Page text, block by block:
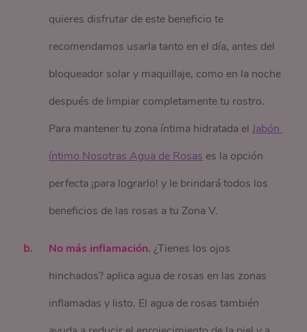
quieres disfrutar de este beneficio te
recomendamos usarla tanto en el día, antes del
bloqueador solar y maquillaje, como en la noche
después de limpiar completamente tu rostro.
Para mantener tu zona íntima hidratada elJabón
íntimo Nosotras Agua de Rosas es la opción
perfecta ¡para lograrlo! y le brindará todos los
beneficios de las rosas a tu Zona V.
No más inflamación. ¿Tienes los ojos
hinchados? aplica agua de rosas en las zonas
inflamadas y listo. El agua de rosas también